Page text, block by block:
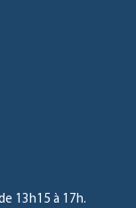
13h15 à 17h.